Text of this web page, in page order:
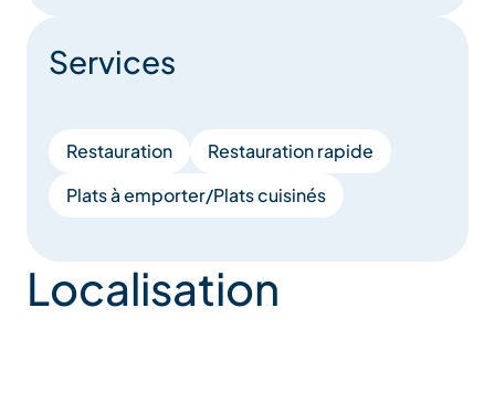
Services
Restauration
Restauration rapide
Plats à emporter/Plats cuisinés
Localisation